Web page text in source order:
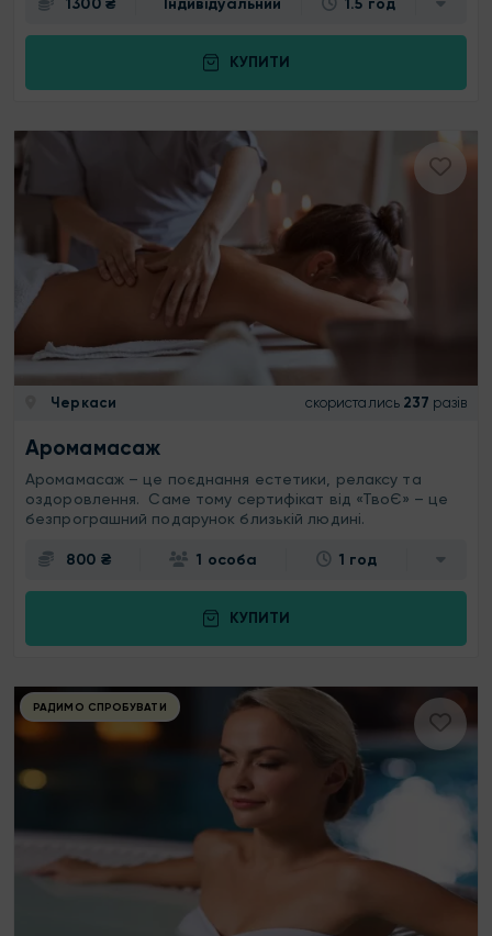
КУПИТИ
Черкаси скористались 237 разів
Аромамасаж
Аромамасаж – це поєднання естетики, релаксу та
оздоровлення. Саме тому сертифікат від «ТвоЄ» – це
безпрограшний подарунок близькій людині.
800 ₴ 1 особа 1 год
КУПИТИ
РАДИМО СПРОБУВАТИ